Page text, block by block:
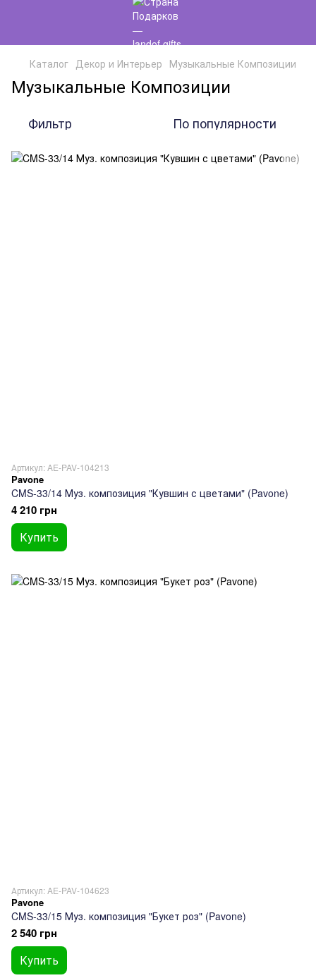
Каталог Декор и Интерьер Музыкальные Композиции
Музыкальные Композиции
Фильтр По популярности
Артикул: AE-PAV-104213
Pavone
CMS-33/14 Муз. композиция "Кувшин с цветами" (Pavone)
4 210 грн
Купить
Артикул: AE-PAV-104623
Pavone
CMS-33/15 Муз. композиция "Букет роз" (Pavone)
2 540 грн
Купить